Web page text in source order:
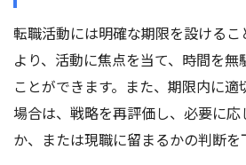
転職活動には明確な期限を設けるこ
より、活動に焦点を当て、時間を
ことができます。また、期限内に
場合は、戦略を再評価し、必要に
か、または現職に留まるかの判断を